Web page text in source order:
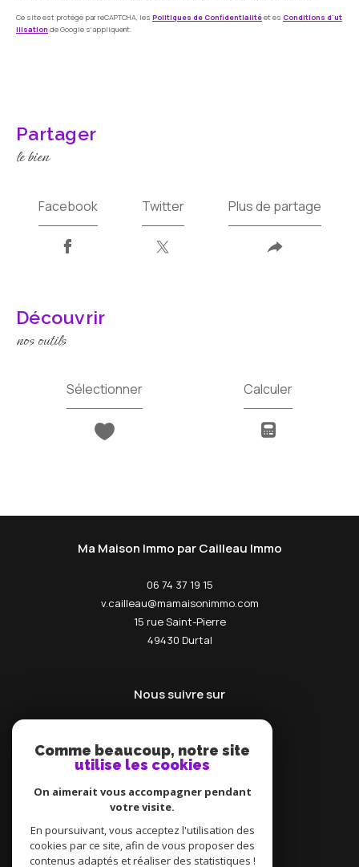
Ce site est protégé par reCAPTCHA, les Politiques de Confidentialitéet es Conditions d'ut
ilisation de Google s'appliquent.
partager
le bien
Facebook Twitter Plus de partage
découvrir
nos outils
Sélectionner Calculer
Ma Maison Immo par Cailleau Immo
06 74 37 19 15
v.cailleau@mamaisonimmo.com
15 rue Saint-Pierre
49430
durtal
Nous suivre sur
Adhérents
Comme beaucoup, notre site
utilise les cookies
On aimerait vous accompagner pendant
votre visite.
En poursuivant, vous acceptez l'utilisation des
cookies par ce site, afin de vous proposer des
contenus adaptés et réaliser des statistiques !